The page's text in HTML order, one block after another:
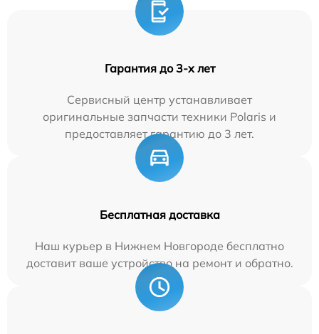
Гарантия до 3-х лет
Сервисный центр устанавливает
оригинальные запчасти техники Polaris и
предоставляет гарантию до 3 лет.
Бесплатная доставка
Наш курьер в Нижнем Новгороде бесплатно
доставит ваше устройство на ремонт и обратно.